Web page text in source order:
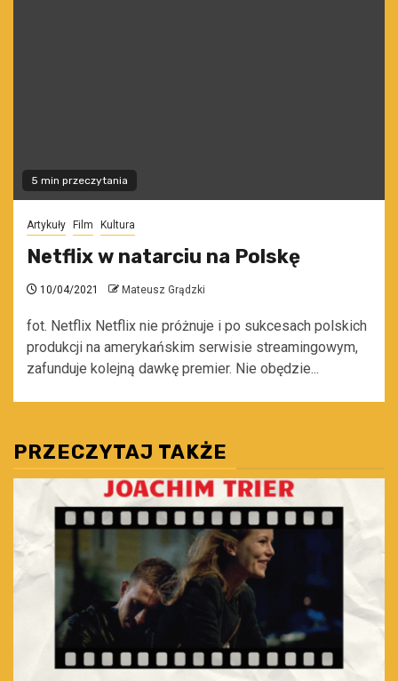
5 min przeczytania
Artykuły Film Kultura
Netflix w natarciu na Polskę
10/04/2021 Mateusz Grądzki
fot. Netflix Netflix nie próżnuje i po sukcesach polskich
produkcji na amerykańskim serwisie streamingowym,
zafunduje kolejną dawkę premier. Nie obędzie...
PRZECZYTAJ TAKŻE